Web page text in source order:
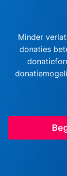
Minder
donaties